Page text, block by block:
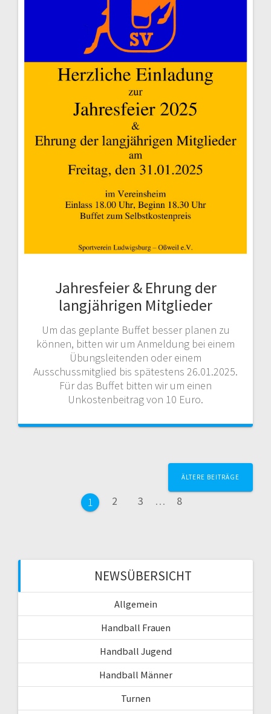
Jahresfeier & Ehrung der
langjährigen Mitglieder
Um das geplante Buffet besser planen zu
können, bitten wir um Anmeldung bei einem
Übungsleitenden oder einem
Ausschussmitglied bis spätestens 26.01.2025.
Für das Buffet bitten wir um einen
Unkostenbeitrag von 10 Euro.
Navigation
Seite
1 Seite
2 Seite
3 … Seite
8
ÄLTERE BEITRÄGE
NEWSÜBERSICHT
Allgemein
Handball Frauen
Handball Jugend
Handball Männer
Turnen